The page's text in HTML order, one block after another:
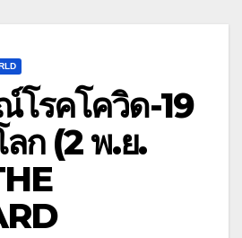
โรคโควิด-19
ก (2 พ.ย.